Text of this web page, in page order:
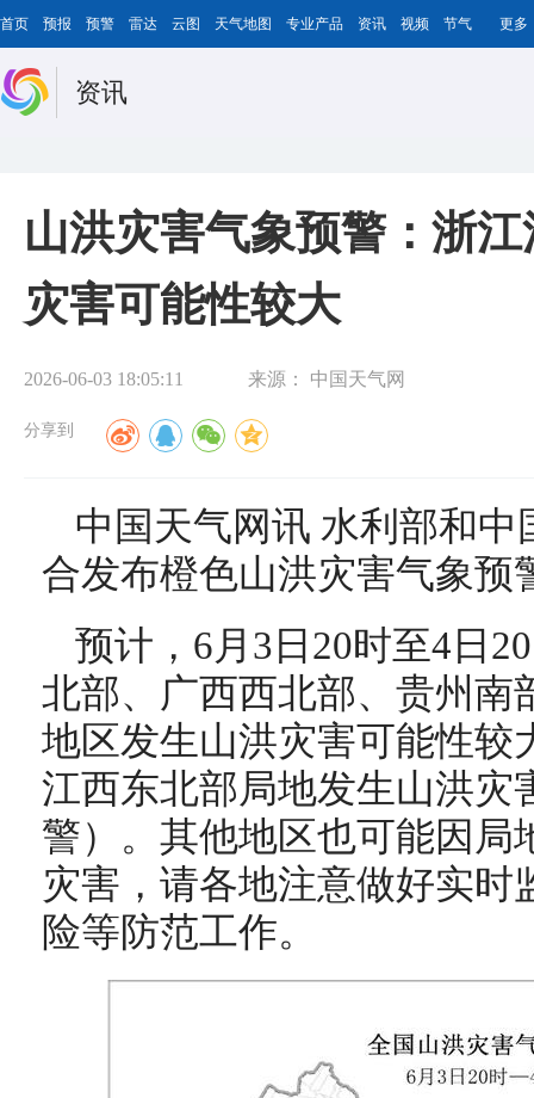
首页 预报 预警 雷达 云图 天气地图 专业产品 资讯 视频 节气 更多
资讯
山洪灾害气象预警：浙
灾害可能性较大
2026-06-03 18:05:11 来源： 中国天气网
分享到
中国天气网讯 水利部和中
合发布橙色山洪灾害气象预
预计，6月3日20时至4日
北部、广西西北部、贵州南
地区发生山洪灾害可能性较
江西东北部局地发生山洪灾
警）。其他地区也可能因局
灾害，请各地注意做好实时
险等防范工作。